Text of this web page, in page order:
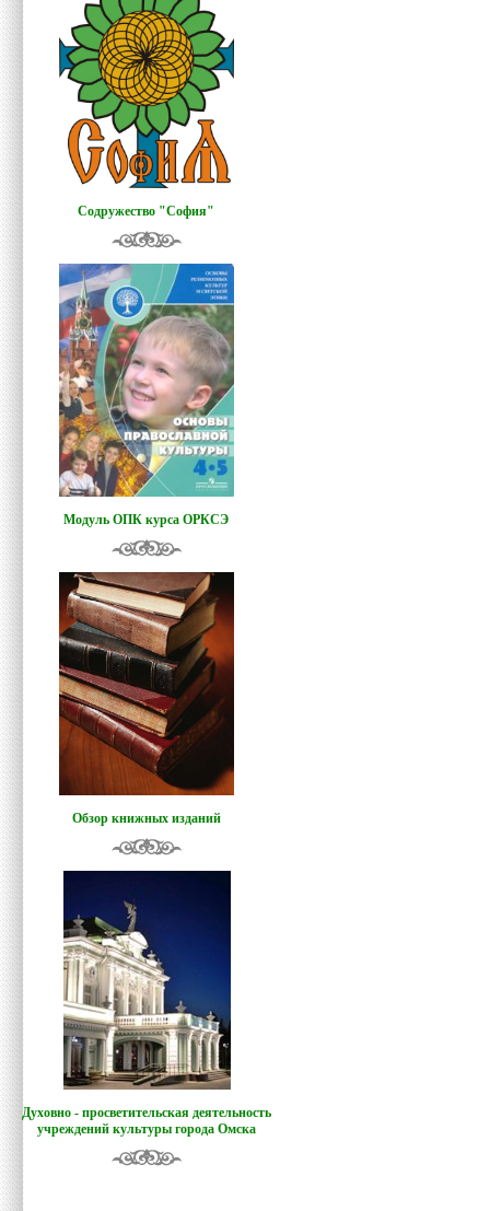
Содружество "София"
Модуль ОПК курса ОРКСЭ
Обзор книжных изданий
Духовно - просветительская деятельность
учреждений культуры города Омска